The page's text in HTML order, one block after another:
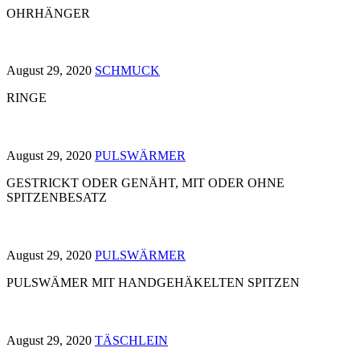
OHRHÄNGER
August 29, 2020 SCHMUCK
RINGE
August 29, 2020 PULSWÄRMER
GESTRICKT ODER GENÄHT, MIT ODER OHNE
SPITZENBESATZ
August 29, 2020 PULSWÄRMER
PULSWÄMER MIT HANDGEHÄKELTEN SPITZEN
August 29, 2020 TÄSCHLEIN